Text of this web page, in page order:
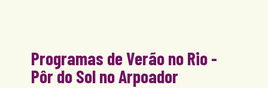
Programas de Verão no Rio -
Pôr do Sol no Arpoador